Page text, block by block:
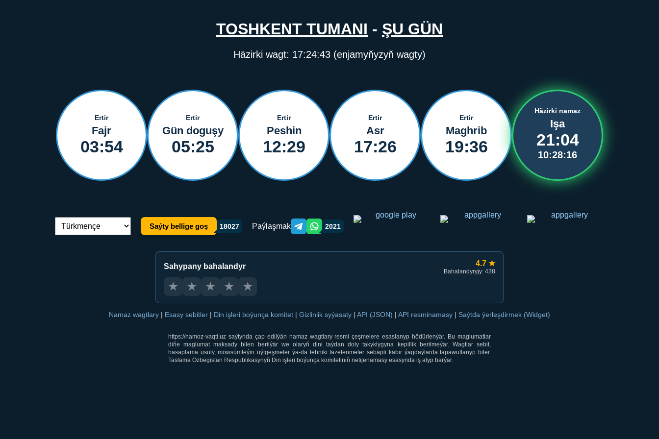
TOSHKENT TUMANI - ŞU GÜN
Häzirki wagt: 17:24:43 (enjamyňyzyň wagty)
Ertir
Fajr
03:54
Ertir
Gün doguşy
05:25
Ertir
Peshin
12:29
Ertir
Asr
17:26
Ertir
Maghrib
19:36
Häzirki namaz
Işa
21:04
10:28:16
Dil çalşyryş: Saýty bellige goş 18027 Paýlaşmak Telegram orqali ulashish
WhatsApp orqali ulashish
2021
Sahypany bahalandyr 4.7 ★
Bahalandyryjy: 438
★ ★ ★ ★ ★
Namaz wagtlary | Esasy sebitler | Din işleri boýunça komitet | Gizlinlik syýasaty | API (JSON) | API resminamasy | Saýtda ýerleşdirmek (Widget)
https://namoz-vaqti.uz saýtynda çap edilýän namaz wagtlary resmi çeşmelere esaslanyp hödürlenýär. Bu maglumatlar
diňe maglumat maksady bilen berilýär we olaryň dini taýdan doly takyklygyna kepillik berilmeýär. Wagtlar sebit,
hasaplama usuly, möwsümleýin üýtgeşmeler ýa-da tehniki täzelenmeler sebäpli käbir ýagdaýlarda tapawutlanyp biler.
Taslama Özbegistan Respublikasynyň Din işleri boýunça komitetiniň netijenamasy esasynda iş alyp barýar.